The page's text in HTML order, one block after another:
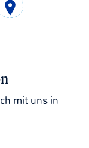
mit uns in